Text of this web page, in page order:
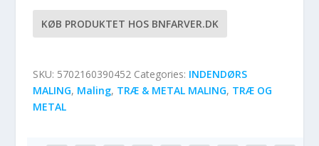
KØB PRODUKTET HOS BNFARVER.DK
SKU: 5702160390452 Categories: INDENDØRS
MALING, Maling, TRÆ & METAL MALING, TRÆ OG
METAL